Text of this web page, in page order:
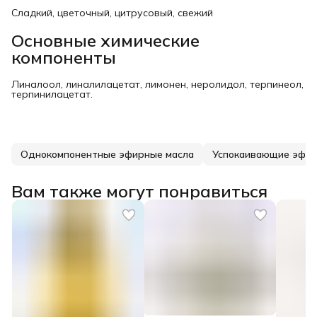
Сладкий, цветочный, цитрусовый, свежий
Основные химические
компоненты
Линалоол, линалилацетат, лимонен, неролидол, терпинеол,
терпинилацетат.
Однокомпонентные эфирные масла Успокаивающие
Вам также могут понравиться